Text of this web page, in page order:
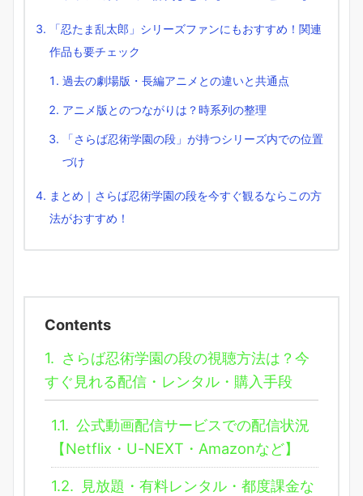
「忍たま乱太郎」シリーズファンにもおすすめ！関連
作品も要チェック
過去の劇場版・長編アニメとの違いと共通点
アニメ版とのつながりは？時系列の整理
「さらば忍術学園の段」が持つシリーズ内での位置
づけ
まとめ｜さらば忍術学園の段を今すぐ観るならこの方
法がおすすめ！
Contents
1. さらば忍術学園の段の視聴方法は？今
すぐ見れる配信・レンタル・購入手段
1.1. 公式動画配信サービスでの配信状況
【Netflix・U-NEXT・Amazonなど】
1.2. 見放題・有料レンタル・都度課金な